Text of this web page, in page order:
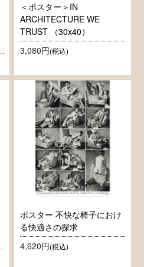
＜ポスター＞IN
ARCHITECTURE WE
TRUST （30x40）
3,080円(税込)
ポスター 不快な椅子におけ
る快適さの探求
4,620円(税込)